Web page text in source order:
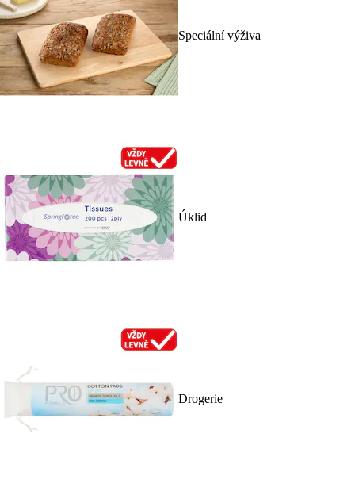
Speciální výživa
Úklid
Drogerie